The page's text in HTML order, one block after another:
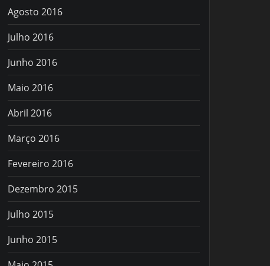
Agosto 2016
Julho 2016
Junho 2016
Maio 2016
Abril 2016
Março 2016
Fevereiro 2016
Dezembro 2015
Julho 2015
Junho 2015